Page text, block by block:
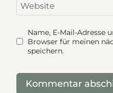
Website
Name, E-Mail-Adresse
Browser für meinen
speichern.